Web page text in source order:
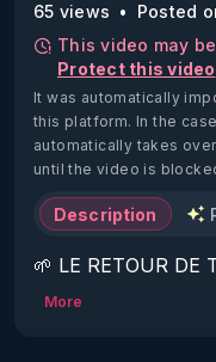
65 views
Posted
This video may
Protect this video
It was automatically
this platform. In the
automatically takes
until the video is
Description
🌱 LE RETOUR DE
2022)!
More